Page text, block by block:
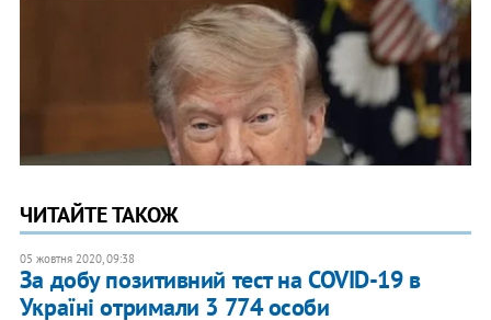
ЧИТАЙТЕ ТАКОЖ
05 жовтня 2020, 09:38
За добу ​позитивний тест на COVID-19 в
Україні отримали 3 774 особи